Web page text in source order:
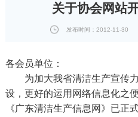
关于协会网站
发布时间：2012-11-30
各会员单位：
为加大我省清洁生产宣传力
设，更好的运用网络信息化之
《广东清洁生产信息网》已正